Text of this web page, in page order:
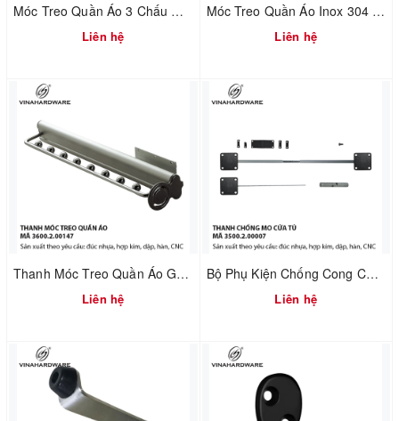
Móc Treo Quần Áo 3 Chấu Gấp Xếp Mạ Crom – Gắn Tường | Mã 3600.4.02211
Liên hệ
Móc Treo Quần Áo Inox 304 Gắn Tường – Dùng Cho Nhà Tắm & Nhà Bếp | Mã 3600.4.00053
Liên hệ
Thanh Móc Treo Quần Áo Gắn Nóc Tủ Dài 480mm – Vinahardware | Mã 3600.2.00147
Liên hệ
Bộ Phụ Kiện Chống Cong Cửa Tủ – Điều Chỉnh Cánh Cửa | Mã 3500.2.00007
Liên hệ